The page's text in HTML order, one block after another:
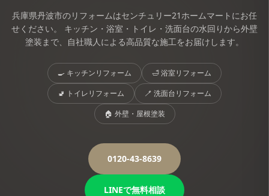
兵庫県丹波市のリフォームはセンチュリー21ホームマートにお任
せください。 キッチン・浴室・トイレ・洗面台の水回りから外壁
塗装まで、自社職人による高品質な施工をお届けします。
🍳 キッチンリフォーム 🛁浴室リフォーム
🚽 トイレリフォーム 🪥 洗面台リフォーム
🏠 外壁・屋根塗装
0120-43-8639
LINEで無料相談